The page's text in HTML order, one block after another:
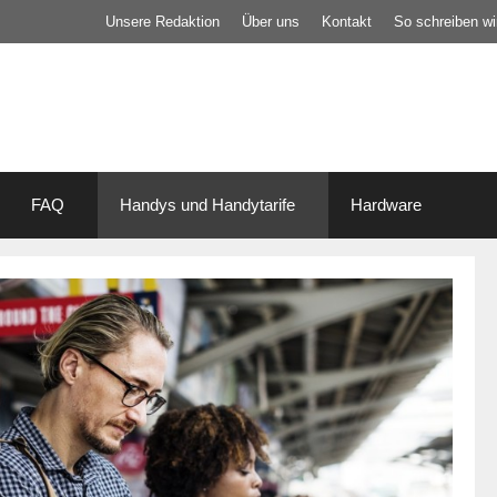
Unsere Redaktion Über uns Kontakt So schreiben
FAQ Handys und Handytarife Hardware